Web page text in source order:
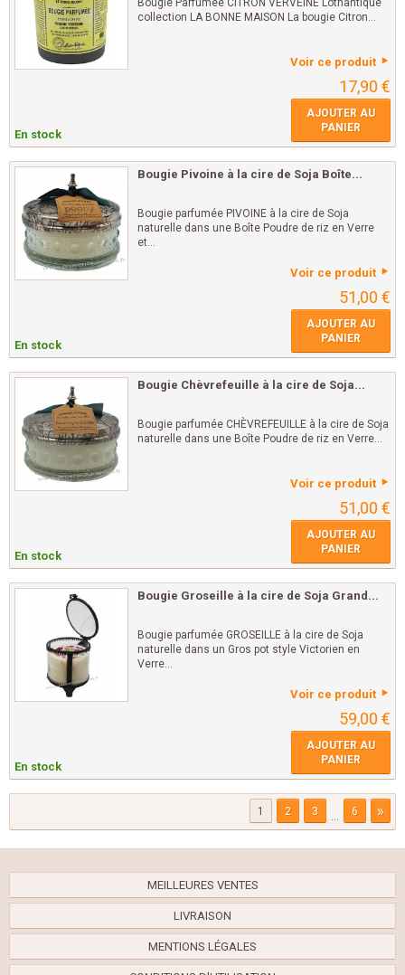
Bougie Parfumée CITRON VERVEINE Lothantique
collection LA BONNE MAISON La bougie Citron...
Voir ce produit
17,90 €
En stock
AJOUTER AU
PANIER
Bougie Pivoine à la cire de Soja Boîte...
Bougie parfumée PIVOINE à la cire de Soja
naturelle dans une Boîte Poudre de riz en Verre
et...
Voir ce produit
51,00 €
En stock
AJOUTER AU
PANIER
Bougie Chèvrefeuille à la cire de Soja...
Bougie parfumée CHÈVREFEUILLE à la cire de Soja
naturelle dans une Boîte Poudre de riz en Verre...
Voir ce produit
51,00 €
En stock
AJOUTER AU
PANIER
Bougie Groseille à la cire de Soja Grand...
Bougie parfumée GROSEILLE à la cire de Soja
naturelle dans un Gros pot style Victorien en
Verre...
Voir ce produit
59,00 €
En stock
AJOUTER AU
PANIER
1 2 3 ... 6 »
MEILLEURES VENTES
LIVRAISON
MENTIONS LÉGALES